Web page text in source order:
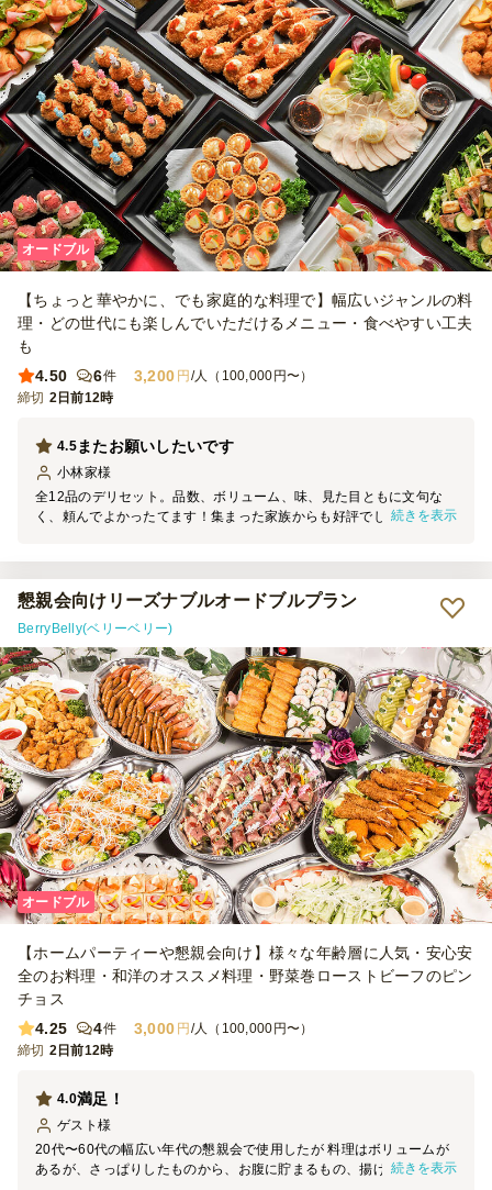
オードブル
【ちょっと華やかに、でも家庭的な料理で】幅広いジャンルの料
理・どの世代にも楽しんでいただけるメニュー・食べやすい工夫
も
4.50
6件 3,200 円/人（100,000円〜）
締切 2日前12時
またお願いしたいです
4.5
小林家様
全12品のデリセット。品数、ボリューム、味、見た目ともに文句な
く、頼んでよかったてます！集まった家族からも好評でした☺️ 野
続きを表示
懇親会向けリーズナブルオードブルプラン
BerryBelly(ベリーベリー)
オードブル
【ホームパーティーや懇親会向け】様々な年齢層に人気・安心安
全のお料理・和洋のオススメ料理・野菜巻ローストビーフのピン
チョス
4.25
4件 3,000 円/人（100,000円〜）
締切 2日前12時
満足！
4.0
ゲスト 様
20代〜60代の幅広い年代の懇親会で使用したが 料理はボリュームが
あるが、さっぱりしたものから、お腹に貯まるもの、揚げ物とバラン
続きを表示